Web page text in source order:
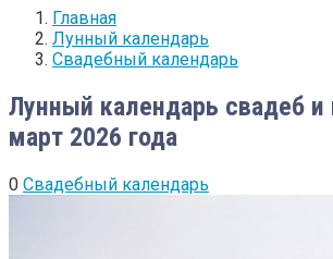
Главная
Лунный календарь
Свадебный календарь
Лунный календарь свадеб и
март 2026 года
0 Свадебный календарь